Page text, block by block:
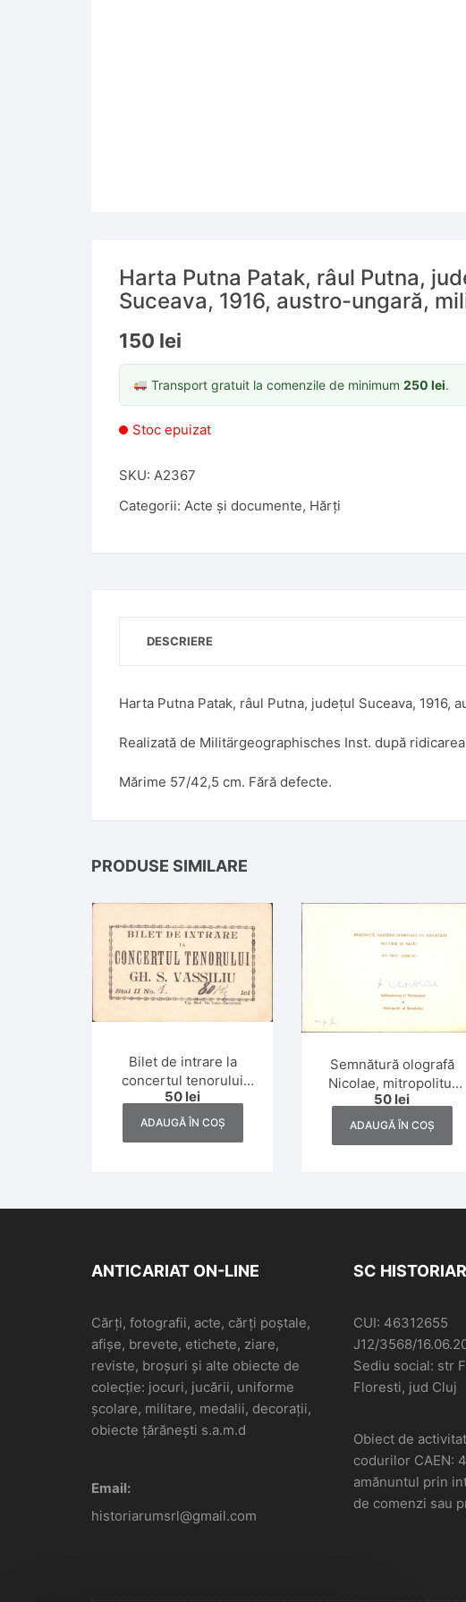
Harta Putna Patak, râul Putna,
Suceava, 1916, austro-ungară,
150 lei
Transport gratuit la comenzile de minimum 250 lei.
Stoc epuizat
SKU: A2367
Categorii: Acte și documente, Hărți
DESCRIERE
Harta Putna Patak, râul Putna, județul Suceava, 1916,
Realizată de Militärgeographisches Inst. după
Mărime 57/42,5 cm. Fără defecte.
PRODUSE SIMILARE
Bilet de intrare la
concertul tenorului
Gh. S. Vassiliu
50 lei
ADAUGĂ ÎN COȘ
Semnătură olografă
Nicolae, mitropolitul
Banatului
50 lei
ADAUGĂ ÎN COȘ
ANTICARIAT ON-LINE
Cărți, fotografii, acte, cărți poștale,
afișe, brevete, etichete, ziare,
reviste, broșuri și alte obiecte de
colecție: jocuri, jucării, uniforme
școlare, militare, medalii, decorații,
obiecte țărănești s.a.m.d
Email:
historiarumsrl@gmail.com
SC
CUI: 46312655
J12/3568/
Sediu social: str
Floresti, jud Cluj
Obiect de
codurilor CAEN:
amănuntul prin
de comenzi sau